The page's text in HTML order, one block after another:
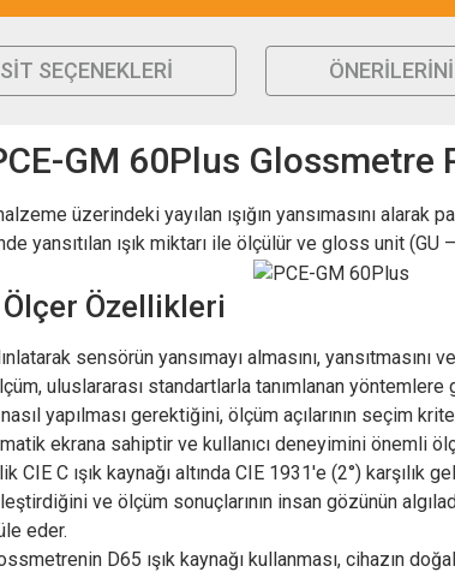
SEÇENEKLERI
GM 60Plus Glossmetre
üzerindeki yayılan ışığın yansımasını alarak
yansıtılan ışık miktarı ile ölçülür ve gloss unit
Özellikleri
sensörün yansımayı almasını,
uluslararası standartlarla tanımlanan
yapılması gerektiğini, ölçüm açılarının seçim
ekrana sahiptir ve kullanıcı deneyimini önemli
CIE C ışık kaynağı altında CIE 1931'e (2°)
ve ölçüm sonuçlarının insan gözünün
eder.
D65 ışık kaynağı kullanması, cihazın